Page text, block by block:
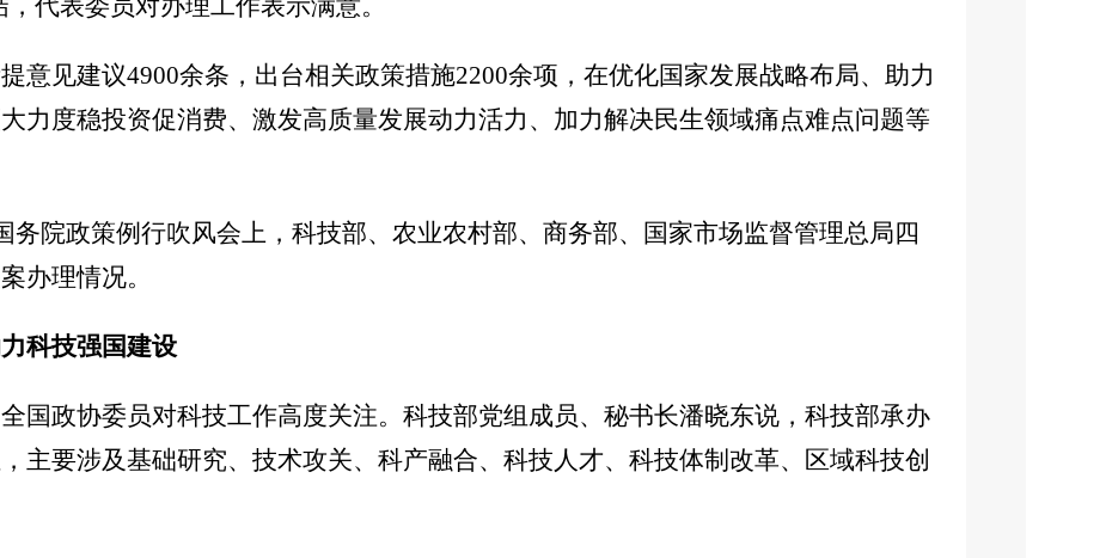
代表委员对办理工作表示满意。
意见建议4900余条，出台相关政策措施2200余项，在优化国家发展战略布局、助力
力度稳投资促消费、激发高质量发展动力活力、加力解决民生领域痛点难点问题等
务院政策例行吹风会上，科技部、农业农村部、商务部、国家市场监督管理总局四
办理情况。
科技强国建设
国政协委员对科技工作高度关注。科技部党组成员、秘书长潘晓东说，科技部承办
主要涉及基础研究、技术攻关、科产融合、科技人才、科技体制改革、区域科技创